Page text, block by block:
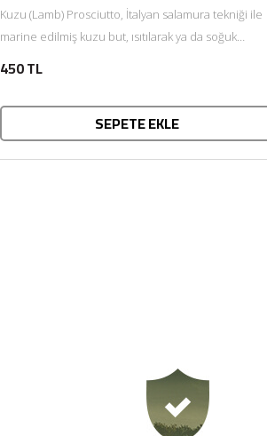
Kuzu (Lamb) Prosciutto, İtalyan salamura tekniği ile
marine edilmiş kuzu but, ısıtılarak ya da soğuk
450 TL
SEPETE EKLE